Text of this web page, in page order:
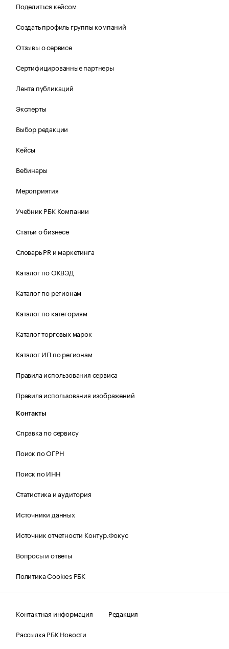
Поделиться кейсом
Создать профиль группы компаний
Отзывы о сервисе
Сертифицированные партнеры
Лента публикаций
Эксперты
Выбор редакции
Кейсы
Вебинары
Мероприятия
Учебник РБК Компании
Статьи о бизнесе
Словарь PR и маркетинга
Каталог по ОКВЭД
Каталог по регионам
Каталог по категориям
Каталог торговых марок
Каталог ИП по регионам
Правила использования сервиса
Правила использования изображений
Контакты
Справка по сервису
Поиск по ОГРН
Поиск по ИНН
Статистика и аудитория
Источники данных
Источник отчетности Контур.Фокус
Вопросы и ответы
Политика Cookies РБК
Контактная информация
Редакция
Рассылка РБК Новости